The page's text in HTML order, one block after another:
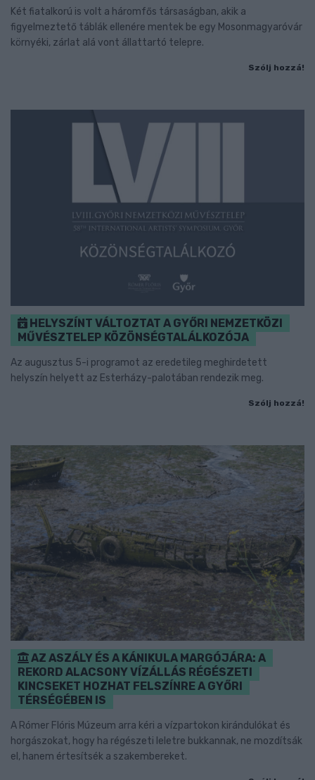
Két fiatalkorú is volt a háromfős társaságban, akik a
figyelmeztető táblák ellenére mentek be egy Mosonmagyaróvár
környéki, zárlat alá vont állattartó telepre.
Szólj hozzá!
HELYSZÍNT VÁLTOZTAT A GYŐRI NEMZETKÖZI
MŰVÉSZTELEP KÖZÖNSÉGTALÁLKOZÓJA
Az augusztus 5-i programot az eredetileg meghirdetett
helyszín helyett az Esterházy-palotában rendezik meg.
Szólj hozzá!
AZ ASZÁLY ÉS A KÁNIKULA MARGÓJÁRA: A
REKORD ALACSONY VÍZÁLLÁS RÉGÉSZETI
KINCSEKET HOZHAT FELSZÍNRE A GYŐRI
TÉRSÉGÉBEN IS
A Rómer Flóris Múzeum arra kéri a vízpartokon kirándulókat és
horgászokat, hogy ha régészeti leletre bukkannak, ne mozdítsák
el, hanem értesítsék a szakembereket.